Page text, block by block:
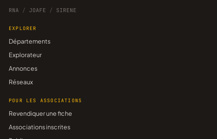
RNA / JOAFE / SIRENE
EXPLORER
Départements
Explorateur
Annonces
Réseaux
POUR LES ASSOCIATIONS
Revendiquer une fiche
Associations inscrites